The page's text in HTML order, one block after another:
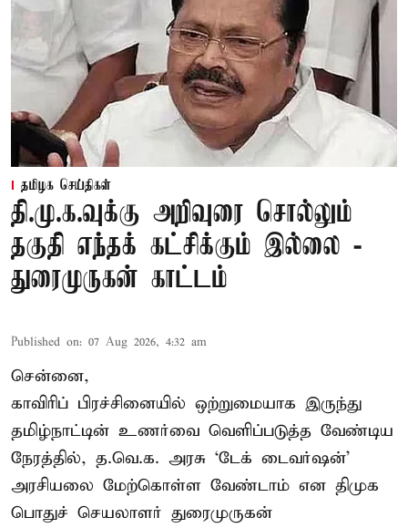
தமிழக செய்திகள்
தி.மு.க.வுக்கு அறிவுரை சொல்லும்
தகுதி எந்தக் கட்சிக்கும் இல்லை -
துரைமுருகன் காட்டம்
Published on: 07 Aug 2026, 4:32 am
சென்னை,
காவிரிப் பிரச்சினையில் ஒற்றுமையாக இருந்து
தமிழ்நாட்டின் உணர்வை வெளிப்படுத்த வேண்டிய
நேரத்தில், த.வெ.க. அரசு ‘டேக் டைவர்ஷன்’
அரசியலை மேற்கொள்ள வேண்டாம் என திமுக
பொதுச் செயலாளர் துரைமுருகன்